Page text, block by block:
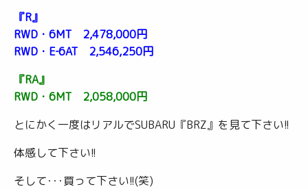
『R』
RWD・6MT 2,478,000円
RWD・E‐6AT 2,546,250円
『RA』
RWD・6MT 2,058,000円
とにかく一度はリアルでSUBARU『BRZ』を見て下さい!!
体感して下さい!!
そして･･･買って下さい!!(笑)